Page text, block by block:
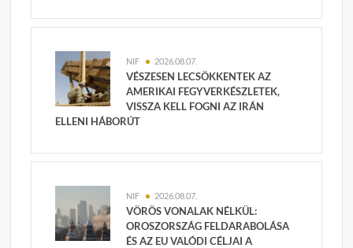
NIF 2026.08.07.
VÉSZESEN LECSÖKKENTEK AZ
AMERIKAI FEGYVERKÉSZLETEK,
VISSZA KELL FOGNI AZ IRÁN
ELLENI HÁBORÚT
NIF 2026.08.07.
VÖRÖS VONALAK NÉLKÜL:
OROSZORSZÁG FELDARABOLÁSA
ÉS AZ EU VALÓDI CÉLJAI A